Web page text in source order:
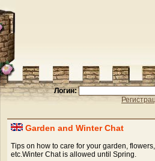
Логин:
Garden and Winter Chat
Tips on how to care for your garden,
etc.Winter Chat is allowed until Spring.